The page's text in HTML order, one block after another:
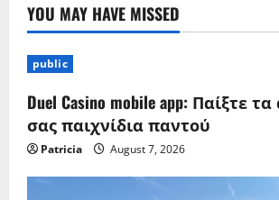
YOU MAY HAVE MISSED
public
Duel Casino mobile app: Παίξτε
σας παιχνίδια παντού
Patricia August 7, 2026